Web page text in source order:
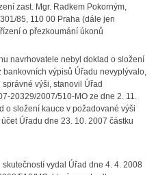
zast. Mgr. Radkem Pokorným,
85, 110 00 Praha (dále jen
o přezkoumání úkonů
navrhovatele nebyl doklad o složení
výpisů Úřadu nevyplývalo,
výši, stanovil Úřad
20329/2007/510-MO ze dne 2. 11.
o složení kauce v požadované výši
Úřadu dne 23. 10. 2007 částku
vydal Úřad dne 4. 4. 2008